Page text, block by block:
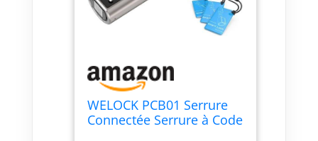
WELOCK PCB01 Serrure
Connectée Serrure à Code